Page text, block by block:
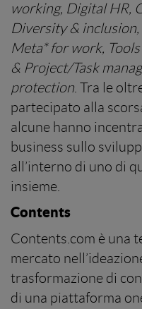
working, Digital HR,
Diversity &
Meta* for work,
& Project/Task
protection . Tra le
partecipato alla
alcune hanno
business sullo
all’interno di uno di
insieme.
Contents
Contents.com è una
mercato
trasformazione di
di una piattaforma